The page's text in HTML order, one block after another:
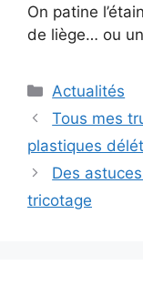
On patine
de liège… ou
Catégories
Actualités
Tous mes
plastiques
Des
tricotage